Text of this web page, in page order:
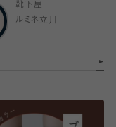
靴下屋
ルミネ立川